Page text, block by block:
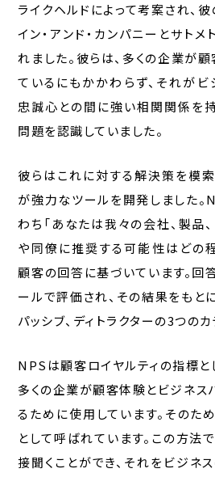
ライクヘルドによって考案され、
イン・アンド・カンパニーとサト
れました。彼らは、多くの企業が
ているにもかかわらず、それが
忠誠心との間に強い相関関係を
問題を認識していました。
彼らはこれに対する解決策を模
が強力なツールを開発しました。
わち「あなたは我々の会社、製品
や同僚に推奨する可能性はどの
顧客の回答に基づいています。回
ールで評価され、その結果をもと
パッシブ、ディトラクターの3つの
NPSは顧客ロイヤルティの指標と
多くの企業が顧客体験とビジネス
るために使用しています。そのた
として呼ばれています。この方法
接聞くことができ、それをビジネ